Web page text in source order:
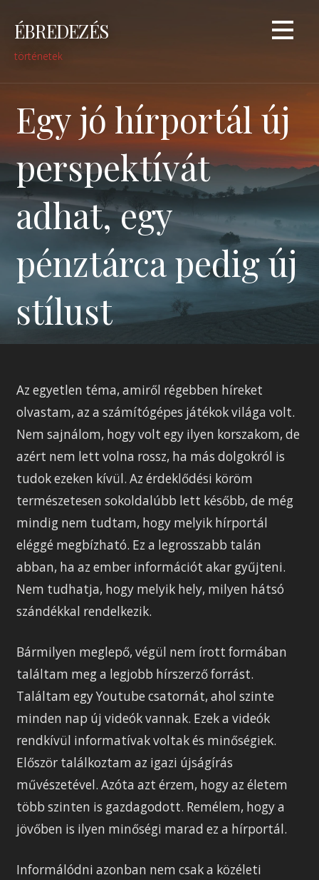
ÉBREDEZÉS
történetek
Egy jó hírportál új
perspektívát
adhat, egy
pénztárca pedig új
stílust
Az egyetlen téma, amiről régebben híreket
olvastam, az a számítógépes játékok világa volt.
Nem sajnálom, hogy volt egy ilyen korszakom, de
azért nem lett volna rossz, ha más dolgokról is
tudok ezeken kívül. Az érdeklődési köröm
természetesen sokoldalúbb lett később, de még
mindig nem tudtam, hogy melyik hírportál
eléggé megbízható. Ez a legrosszabb talán
abban, ha az ember információt akar gyűjteni.
Nem tudhatja, hogy melyik hely, milyen hátsó
szándékkal rendelkezik.
Bármilyen meglepő, végül nem írott formában
találtam meg a legjobb hírszerző forrást.
Találtam egy Youtube csatornát, ahol szinte
minden nap új videók vannak. Ezek a videók
rendkívül informatívak voltak és minőségiek.
Először találkoztam az igazi újságírás
művészetével. Azóta azt érzem, hogy az életem
több szinten is gazdagodott. Remélem, hogy a
jövőben is ilyen minőségi marad ez a hírportál.
Informálódni azonban nem csak a közéleti